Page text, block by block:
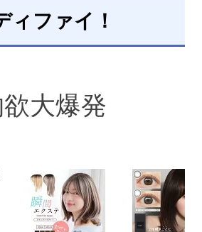
ィファイ！
大爆発